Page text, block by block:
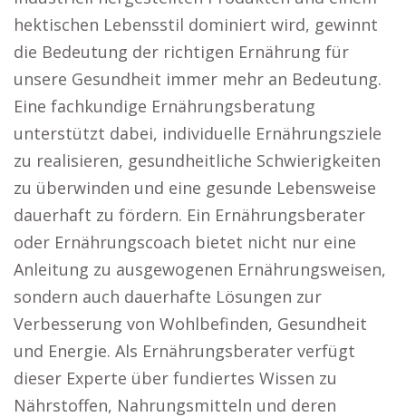
hektischen Lebensstil dominiert wird, gewinnt
die Bedeutung der richtigen Ernährung für
unsere Gesundheit immer mehr an Bedeutung.
Eine fachkundige Ernährungsberatung
unterstützt dabei, individuelle Ernährungsziele
zu realisieren, gesundheitliche Schwierigkeiten
zu überwinden und eine gesunde Lebensweise
dauerhaft zu fördern. Ein Ernährungsberater
oder Ernährungscoach bietet nicht nur eine
Anleitung zu ausgewogenen Ernährungsweisen,
sondern auch dauerhafte Lösungen zur
Verbesserung von Wohlbefinden, Gesundheit
und Energie. Als Ernährungsberater verfügt
dieser Experte über fundiertes Wissen zu
Nährstoffen, Nahrungsmitteln und deren